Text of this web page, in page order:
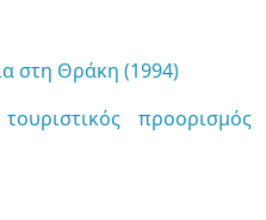
στη Θράκη (1994)
προορισμός